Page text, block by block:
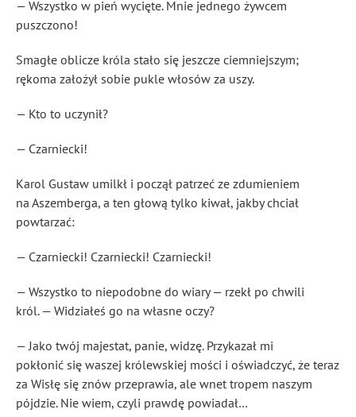
— Wszystko w pień wycięte. Mnie jednego żywcem
puszczono!
Smagłe oblicze króla stało się jeszcze ciemniejszym;
rękoma założył sobie pukle włosów za uszy.
— Kto to uczynił?
— Czarniecki!
Karol Gustaw umilkł i począł patrzeć ze zdumieniem
na Aszemberga, a ten głową tylko kiwał, jakby chciał
powtarzać:
— Czarniecki! Czarniecki! Czarniecki!
— Wszystko to niepodobne do wiary — rzekł po chwili
król. — Widziałeś go na własne oczy?
— Jako twój majestat, panie, widzę. Przykazał mi
pokłonić się waszej królewskiej mości i oświadczyć, że teraz
za Wisłę się znów przeprawia, ale wnet tropem naszym
pójdzie. Nie wiem, czyli prawdę powiadał…